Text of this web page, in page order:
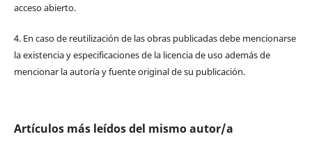
acceso abierto.
4. En caso de reutilización de las obras publicadas debe mencionarse
la existencia y especificaciones de la licencia de uso además de
mencionar la autoría y fuente original de su publicación.
Artículos más leídos del mismo autor/a